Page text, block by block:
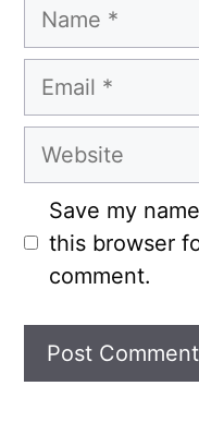
Name
Email
Website
Save my
this browser
comment.